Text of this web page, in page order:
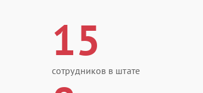
15
сотрудников в штате